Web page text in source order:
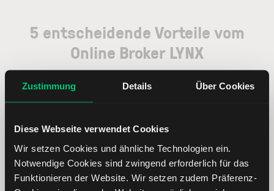
Zustimmung Details Über Cookies
Diese Webseite verwendet Cookies
Wir setzen Cookies und ähnliche Technologien ein.
Notwendige Cookies sind zwingend erforderlich für das
Funktionieren der Website. Wir setzen zudem Präferenz-
5 entscheidende Vorteile vom
Online Broker LYNX
Weltweites Handeln